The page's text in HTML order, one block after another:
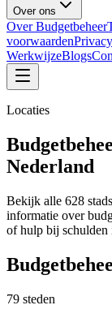
Over ons
Over Budgetbeheer
voorwaarden
WerkwijzeBlogs
Locaties
Nederland
Bekijk alle 628
informatie over
of hulp bij schulden
79 steden